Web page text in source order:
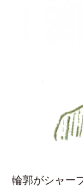
輪郭がシャー